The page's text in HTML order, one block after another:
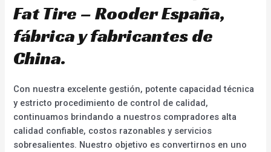
Fat Tire – Rooder España,
fábrica y fabricantes de
China.
Con nuestra excelente gestión, potente capacidad técnica
y estricto procedimiento de control de calidad,
continuamos brindando a nuestros compradores alta
calidad confiable, costos razonables y servicios
sobresalientes. Nuestro objetivo es convertirnos en uno